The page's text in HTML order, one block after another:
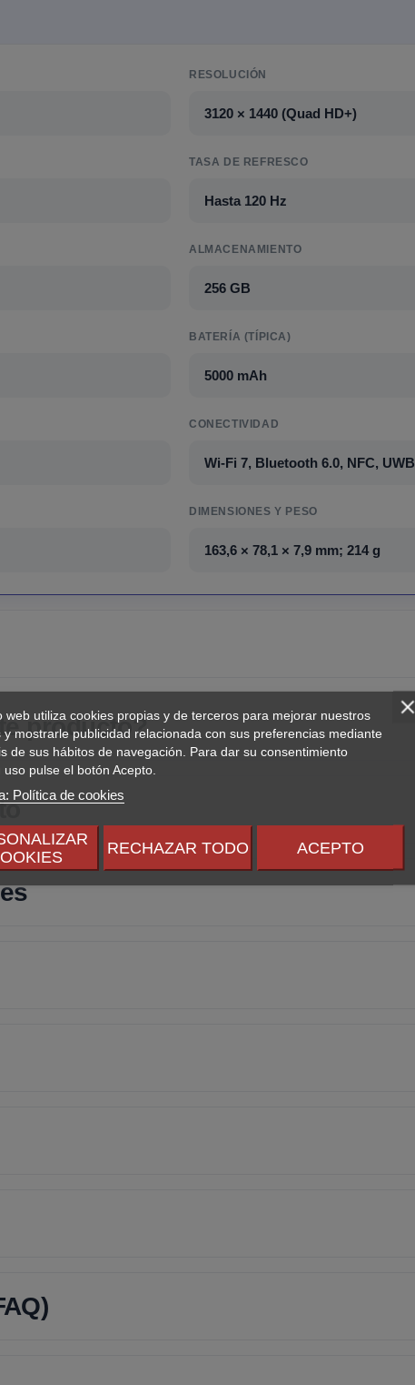
web utiliza cookies propias y de terceros para mejorar nuestros
y mostrarle publicidad relacionada con sus preferencias mediante
de sus hábitos de navegación. Para dar su consentimiento
pulse el botón Acepto.
Política de cookies
RECHAZAR TODO ACEPTO
RESOLUCIÓN
3120 × 1440 (Quad HD+)
TASA DE REFRESCO
Hasta 120 Hz
ALMACENAMIENTO
256 GB
BATERÍA (TÍPICA)
5000 mAh
CONECTIVIDAD
Wi-Fi 7, Bluetooth 6.0, NFC, UWB
DIMENSIONES Y PESO
163,6 × 78,1 × 7,9 mm; 214 g
producto?